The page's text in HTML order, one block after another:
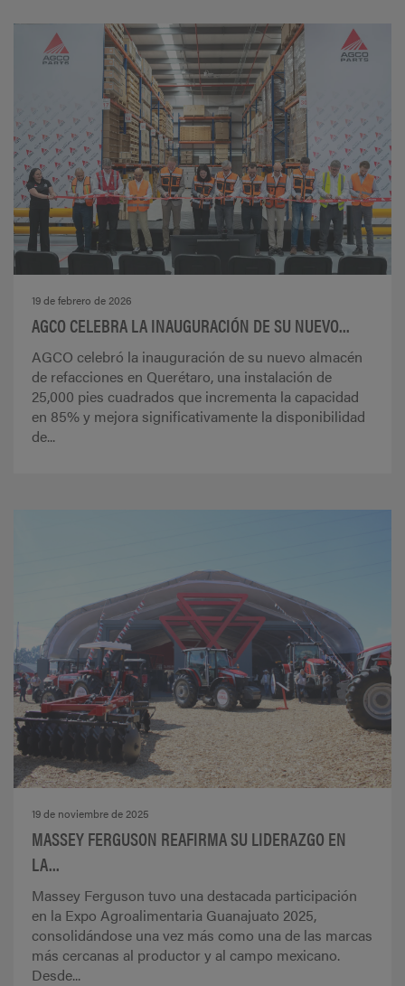
19 de febrero de 2026
AGCO CELEBRA LA INAUGURACIÓN DE SU NUEVO...
AGCO celebró la inauguración de su nuevo almacén
de refacciones en Querétaro, una instalación de
25,000 pies cuadrados que incrementa la capacidad
en 85% y mejora significativamente la disponibilidad
de...
19 de noviembre de 2025
MASSEY FERGUSON REAFIRMA SU LIDERAZGO EN
LA...
Massey Ferguson tuvo una destacada participación
en la Expo Agroalimentaria Guanajuato 2025,
consolidándose una vez más como una de las marcas
más cercanas al productor y al campo mexicano.
Desde...